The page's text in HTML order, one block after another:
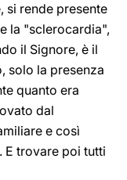
si rende presente
la "sclerocardia",
il Signore, è il
solo la presenza
quanto era
dal
e così
E trovare poi tutti